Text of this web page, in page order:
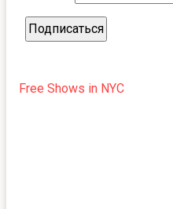
Free Shows in NYC